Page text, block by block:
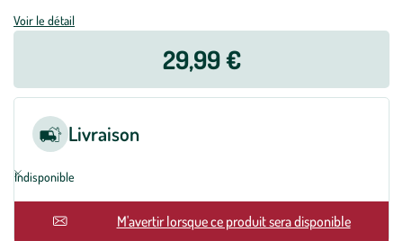
Voir le détail
29,99 €
Livraison
Indisponible
En rupture M'avertir lorsque ce produit sera disponible